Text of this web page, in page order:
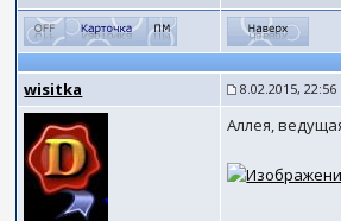
wisitka 8.02.2015, 22:56
Аллея,